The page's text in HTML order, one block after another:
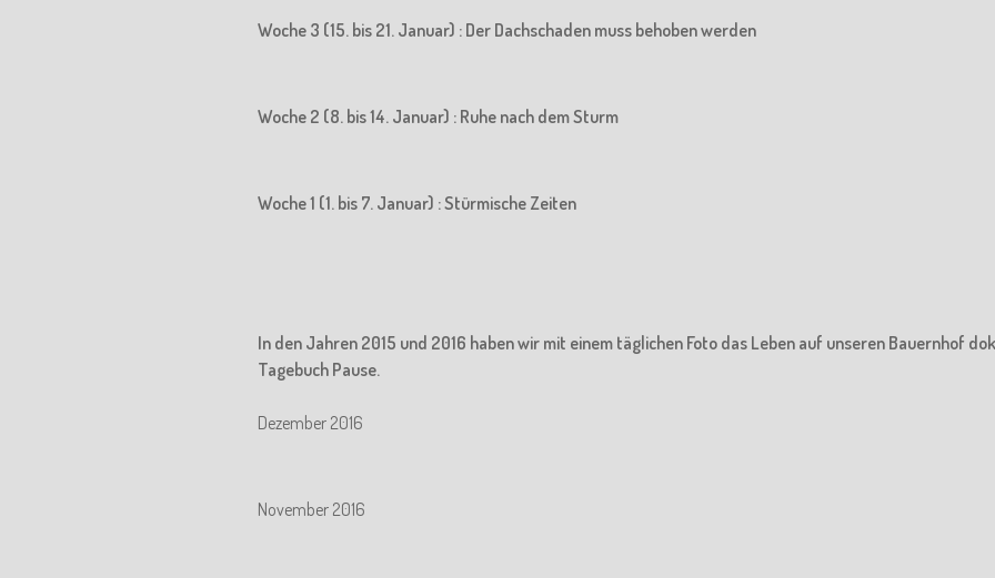
Woche 3 (15. bis 21. Januar) : Der Dachschaden muss behoben werden
Woche 2 (8. bis 14. Januar) : Ruhe nach dem Sturm
Woche 1 (1. bis 7. Januar) : Stürmische Zeiten
In den Jahren 2015 und 2016 haben wir mit einem täglichen Foto das Leben auf unseren Bauernhof
Tagebuch Pause.
Dezember 2016
November 2016